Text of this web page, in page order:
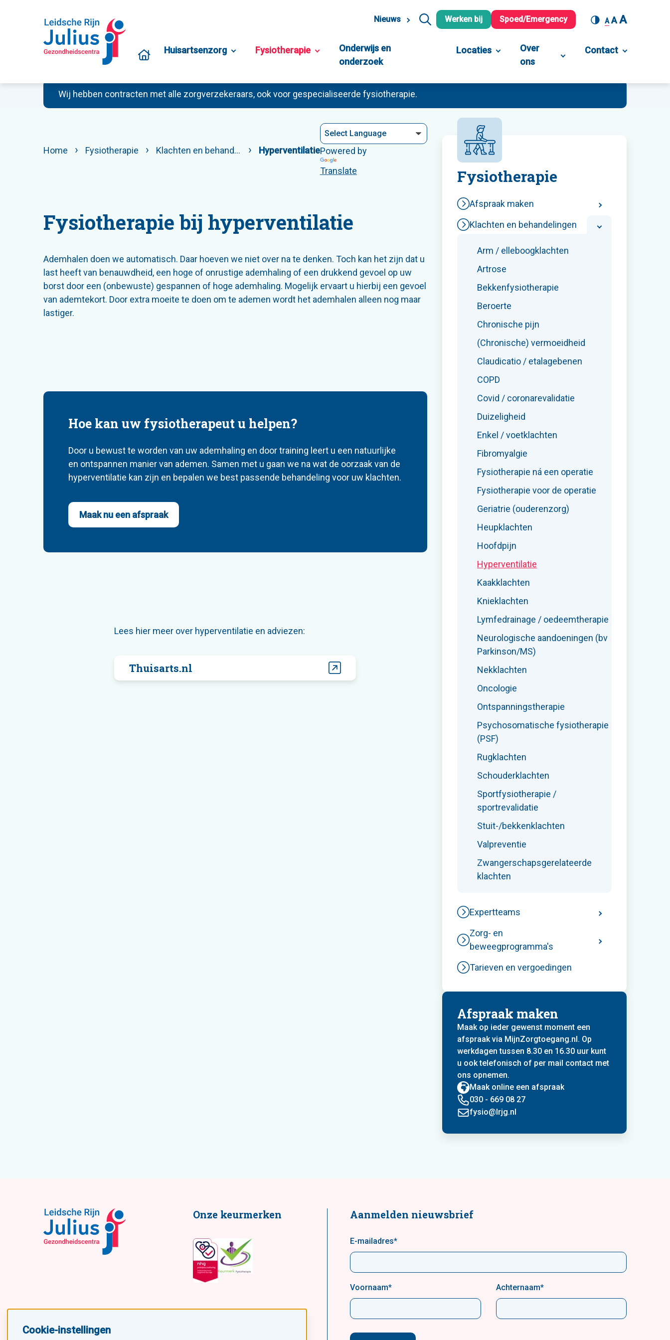
Cookie-instellingen
Nieuws Werken bij Spoed/Emergency A AA
Huisartsenzorg Fysiotherapie
Onderwijs en
onderzoek
Locaties
Over
ons
Contact
Wij hebben contracten met alle zorgverzekeraars, ook voor gespecialiseerde fysiotherapie.
Home Fysiotherapie Klachten en behandelingen HyperventilatiePowered by
Translate
Fysiotherapie bij hyperventilatie
Ademhalen doen we automatisch. Daar hoeven we niet over na te denken. Toch kan het zijn dat u
last heeft van benauwdheid, een hoge of onrustige ademhaling of een drukkend gevoel op uw
borst door een (onbewuste) gespannen of hoge ademhaling. Mogelijk ervaart u hierbij een gevoel
van ademtekort. Door extra moeite te doen om te ademen wordt het ademhalen alleen nog maar
lastiger.
Hoe kan uw fysiotherapeut u helpen?
Door u bewust te worden van uw ademhaling en door training leert u een natuurlijke
en ontspannen manier van ademen. Samen met u gaan we na wat de oorzaak van de
hyperventilatie kan zijn en bepalen we best passende behandeling voor uw klachten.
Maak nu een afspraak
Lees hier meer over hyperventilatie en adviezen:
Thuisarts.nl
Fysiotherapie
Afspraak maken
Klachten en behandelingen
Arm / elleboogklachten
Artrose
Bekkenfysiotherapie
Beroerte
Chronische pijn
(Chronische) vermoeidheid
Claudicatio / etalagebenen
COPD
Covid / coronarevalidatie
Duizeligheid
Enkel / voetklachten
Fibromyalgie
Fysiotherapie ná een operatie
Fysiotherapie voor de operatie
Geriatrie (ouderenzorg)
Heupklachten
Hoofdpijn
Hyperventilatie
Kaakklachten
Knieklachten
Lymfedrainage / oedeemtherapie
Neurologische aandoeningen (bv
Parkinson/MS)
Nekklachten
Oncologie
Ontspanningstherapie
Psychosomatische fysiotherapie
(PSF)
Rugklachten
Schouderklachten
Sportfysiotherapie /
sportrevalidatie
Stuit-/bekkenklachten
Valpreventie
Zwangerschapsgerelateerde
klachten
Expertteams
Zorg- en
beweegprogramma's
Tarieven en vergoedingen
Afspraak maken
Maak op ieder gewenst moment een
afspraak via MijnZorgtoegang.nl. Op
werkdagen tussen 8.30 en 16.30 uur kunt
u ook telefonisch of per mail contact met
ons opnemen.
Maak online een afspraak
030 - 669 08 27
fysio@lrjg.nl
Onze keurmerken Aanmelden nieuwsbrief
E-mailadres*
Voornaam* Achternaam*